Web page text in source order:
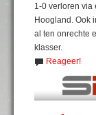
1-0 verloren via
Hoogland. Ook
al ten onrechte
klasser.
Reageer!